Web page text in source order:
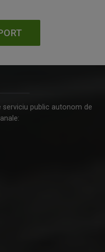
serviciu public autonom de